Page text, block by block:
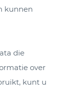
kunnen
die
over
kunt u